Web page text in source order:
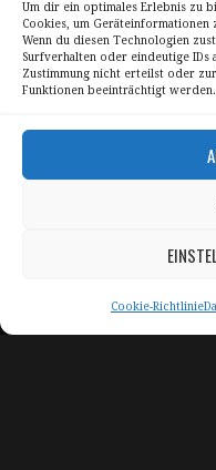
Um dir ein optimales Erlebnis zu
Cookies, um
Wenn du diesen Technologien
Surfverhalten oder eindeutige IDs
Zustimmung nicht erteilst oder
Funktionen beeinträchtigt werden.
Cookie-Richtlinie
USA Westküste
Alle Bilder